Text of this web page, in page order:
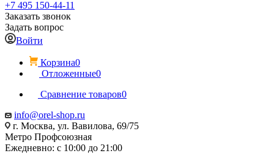
+7 495 150-44-11
Заказать звонок
Задать вопрос
Войти
Корзина0
Отложенные0
Сравнение товаров0
info@orel-shop.ru
г. Москва, ул. Вавилова, 69/75
Метро Профсоюзная
Ежедневно: с 10:00 до 21:00